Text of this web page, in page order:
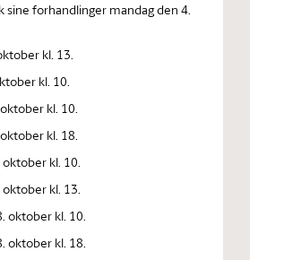
forhandlinger mandag den 4.
kl. 13.
kl. 10.
kl. 10.
kl. 18.
kl. 10.
kl. 13.
oktober kl. 10.
oktober kl. 18.